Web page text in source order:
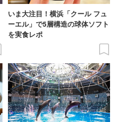
いま大注目！横浜「クール フュ
ーエル」で5層構造の球体ソフト
を実食レポ